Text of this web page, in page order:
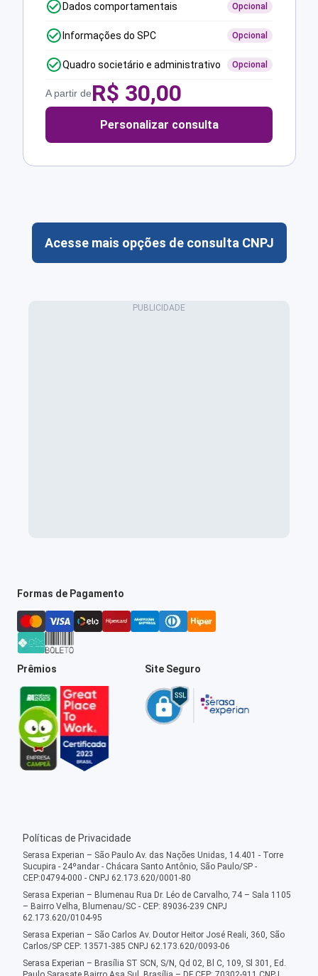
Dados comportamentais Opcional
Informações do SPC Opcional
Quadro societário e administrativo Opcional
A partir deR$ 30,00
Personalizar consulta
Acesse mais opções de consulta CNPJ
Formas de Pagamento
Prêmios Site Seguro
Políticas de Privacidade
Serasa Experian – São Paulo Av. das Nações Unidas, 14.401 - Torre
Sucupira - 24ºandar - Chácara Santo Antônio, São Paulo/SP -
CEP:04794-000 - CNPJ 62.173.620/0001-80
Serasa Experian – Blumenau Rua Dr. Léo de Carvalho, 74 – Sala 1105
– Bairro Velha, Blumenau/SC - CEP: 89036-239 CNPJ
62.173.620/0104-95
Serasa Experian – São Carlos Av. Doutor Heitor José Reali, 360, São
Carlos/SP CEP: 13571-385 CNPJ 62.173.620/0093-06
Serasa Experian – Brasília ST SCN, S/N, Qd 02, Bl C, 109, Sl 301, Ed.